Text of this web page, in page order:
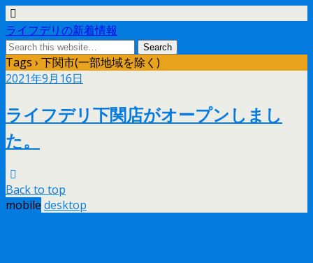
ライフデリの新着情報
Tags › 下関市(一部地域を除く)
2021年9月16日
ライフデリ下関店がオープンしまし
た。
Back to top
mobile desktop